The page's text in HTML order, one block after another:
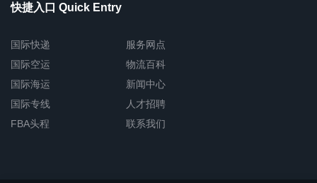
快捷入口 Quick Entry
国际快递
国际空运
国际海运
国际专线
FBA头程
服务网点
物流百科
新闻中心
人才招聘
联系我们